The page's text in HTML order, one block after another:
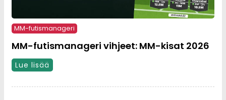
MM-futismanageri
MM-futismanageri vihjeet: MM-kisat 2026
Lue lisää